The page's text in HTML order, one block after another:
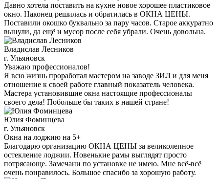
Давно хотела поставить на кухне новое хорошее пластиковое
окно. Наконец решилась и обратилась в ОКНА ЦЕНЫ.
Поставили окошко буквально за пару часов. Старое аккуратно
вынули, да ещё и мусор после себя убрали. Очень довольна.
Владислав Лесников
г. Ульяновск
Уважаю профессионалов!
Я всю жизнь проработал мастером на заводе ЗИЛ и для меня
отношение к своей работе главный показатель человека.
Мастера установившие окна настоящие профессионалы
своего дела! Побольше бы таких в нашей стране!
Юлия Фоминцева
г. Ульяновск
Окна на лоджию на 5+
Благодарю организацию ОКНА ЦЕНЫ за великолепное
остекление лоджии. Новенькие рамы выглядят просто
потрясающе. Замечани по установке не имею. Мне всё-всё
очень понравилось. Большое спасибо за хорошую работу.